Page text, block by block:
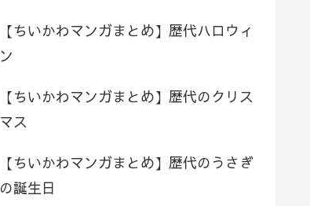
【ちいかわマンガまとめ】歴代ハロウィ
ン
【ちいかわマンガまとめ】歴代のクリス
マス
【ちいかわマンガまとめ】歴代のうさぎ
の誕生日